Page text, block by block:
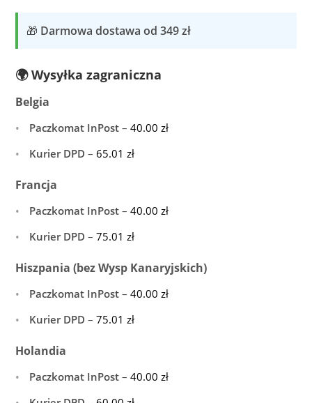
🎁 Darmowa dostawa od 349 zł
🌍 Wysyłka zagraniczna
Belgia
Paczkomat InPost –40.00zł
Kurier DPD –65.01zł
Francja
Paczkomat InPost –40.00zł
Kurier DPD –75.01zł
Hiszpania (bez Wysp Kanaryjskich)
Paczkomat InPost –40.00zł
Kurier DPD –75.01zł
Holandia
Paczkomat InPost –40.00zł